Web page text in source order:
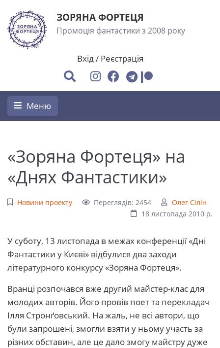
ЗОРЯНА ФОРТЕЦЯ
Промоція фантастики з 2008 року
Вхід/ Реєстрація
Меню
«Зоряна Фортеця» на
«Днях Фантастики»
Новини проекту Переглядів: 2454
Олег Сілін
18 листопада 2010 р.
У суботу, 13 листопада в межах конференції «Дні
Фантастики у Києві» відбулися два заходи
літературного конкурсу «Зоряна Фортеця».
Вранці розпочався вже другий майстер-клас для
молодих авторів. Його провів поет та перекладач
Ілля Стронґовський. На жаль, не всі автори, що
були запрошені, змогли взяти у ньому участь за
різних обставин, але це дало змогу майстру дуже